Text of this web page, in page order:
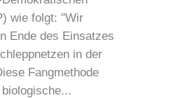
wie folgt: "Wir
Ende des Einsatzes
in der
Fangmethode